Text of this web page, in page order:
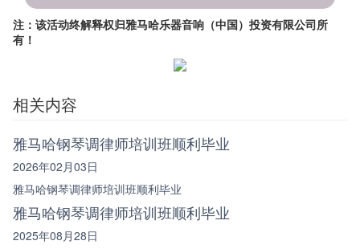
注：该活动终解释权归雅马哈乐器音响（中国）投资有限公司所
有！
相关内容
雅马哈钢琴调律师培训班顺利毕业
2026年02月03日
雅马哈钢琴调律师培训班顺利毕业
雅马哈钢琴调律师培训班顺利毕业
2025年08月28日